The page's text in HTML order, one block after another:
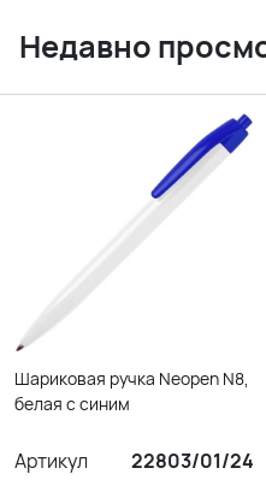
Недавно
Шариковая ручка Neopen N8,
белая с синим
Артикул
22803/01/24